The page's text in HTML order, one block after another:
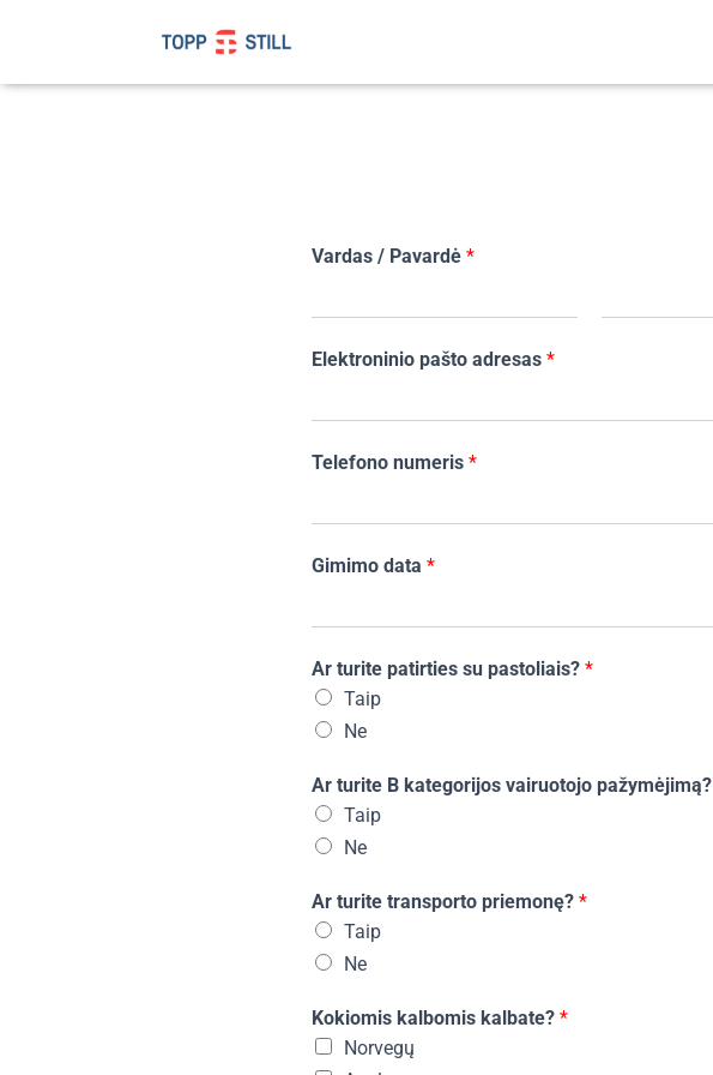
Vardas / Pavardė *
rElektroninio pašto adresas *
Telefono numeris *
Gimimo data *
Ar turite patirties su pastoliais? *
Taip
Ne
Ar turite B kategorijos vairuotojo pažymėjimą?
Taip
Ne
Ar turite transporto priemonę? *
Taip
Ne
Kokiomis kalbomis kalbate? *
Norvegų